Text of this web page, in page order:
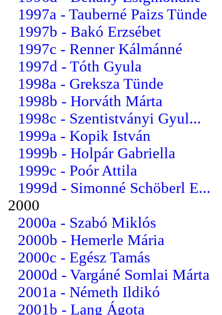
1997a - Tauberné Paizs Tünde
1997b - Bakó Erzsébet
1997c - Renner Kálmánné
1997d - Tóth Gyula
1998a - Greksza Tünde
1998b - Horváth Márta
1998c - Szentistványi Gyul...
1999a - Kopik István
1999b - Holpár Gabriella
1999c - Poór Attila
1999d - Simonné Schöberl E...
2000
2000a - Szabó Miklós
2000b - Hemerle Mária
2000c - Egész Tamás
2000d - Vargáné Somlai Márta
2001a - Németh Ildikó
2001b - Lang Ágota